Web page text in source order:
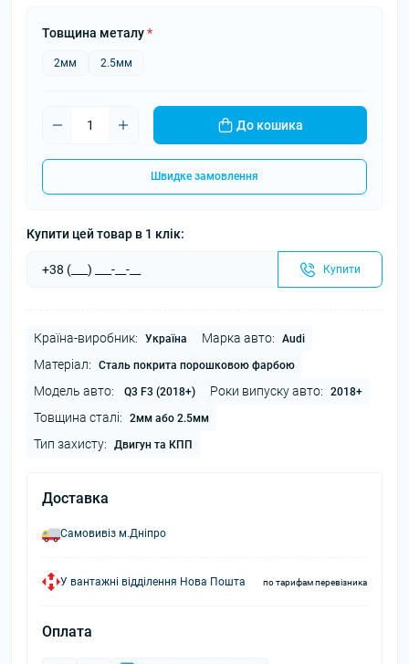
Товщина металу*
2мм 2.5мм
До кошика
Швидке замовлення
Купити цей товар в 1 клік:
Купити
Країна-виробник: Україна Марка авто: Audi
Матеріал: Сталь покрита порошковою фарбою
Модель авто: Q3 F3 (2018+) Роки випуску авто: 2018+
Товщина сталі: 2мм або 2.5мм
Тип захисту: Двигун та КПП
Доставка
Самовивіз м.Дніпро
У вантажні відділення Нова Пошта по тарифам перевізника
Оплата